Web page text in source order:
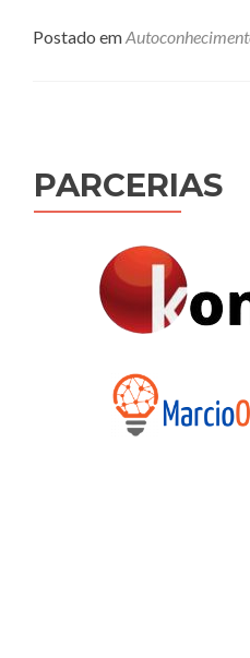
about
Paz
Interior
Postado em
PARCERIAS